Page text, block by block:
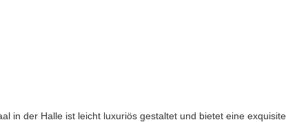
in der Halle ist leicht luxuriös gestaltet und bietet eine